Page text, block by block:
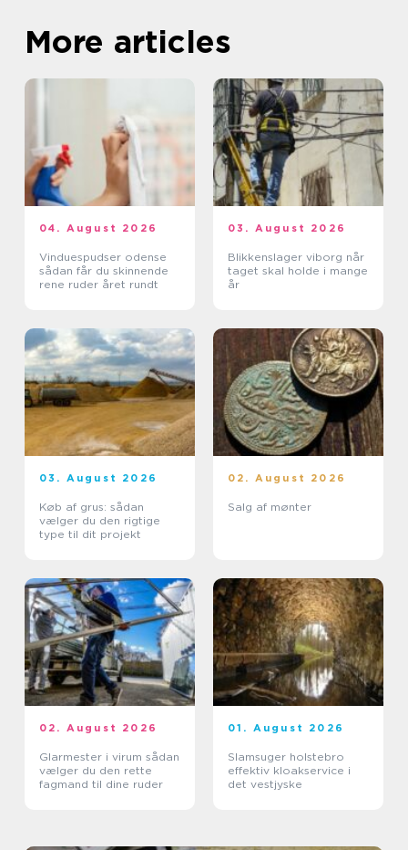
More articles
04. August 2026
Vinduespudser odense
sådan får du skinnende
rene ruder året rundt
03. August 2026
Blikkenslager viborg når
taget skal holde i mange
år
03. August 2026
Køb af grus: sådan
vælger du den rigtige
type til dit projekt
02. August 2026
Salg af mønter
02. August 2026
Glarmester i virum sådan
vælger du den rette
fagmand til dine ruder
01. August 2026
Slamsuger holstebro
effektiv kloakservice i
det vestjyske